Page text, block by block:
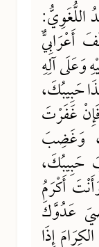
اللُّغَوِيُّ:
أَعْرَابِيٌّ
وَعَلَى آلِهِ
حَبِيبُكَ،
غَفَرْتَ
وَغَضِبَ
حَبِيبُكَ،
أَكْرَمُ
عَدُوَّكَ
إِذَا